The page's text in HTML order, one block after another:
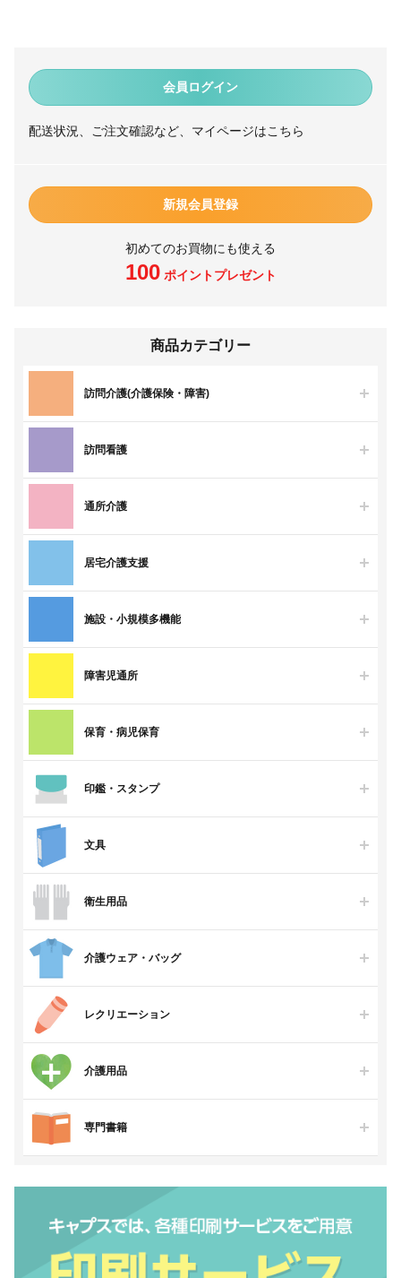
会員ログイン
配送状況、ご注文確認など、マイページはこちら
新規会員登録
初めてのお買物にも使える
100ポイントプレゼント
商品カテゴリー
訪問介護(介護保険・障害)
訪問看護
通所介護
居宅介護支援
施設・小規模多機能
障害児通所
保育・病児保育
印鑑・スタンプ
文具
衛生用品
介護ウェア・バッグ
レクリエーション
介護用品
専門書籍